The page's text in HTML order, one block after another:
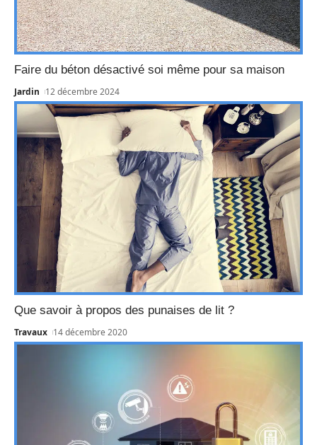
Faire du béton désactivé soi même pour sa maison
Jardin 12 décembre 2024
Que savoir à propos des punaises de lit ?
Travaux 14 décembre 2020